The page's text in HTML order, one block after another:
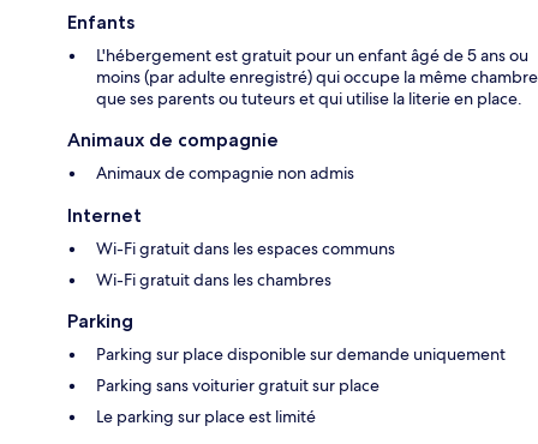
Enfants
L'hébergement est gratuit pour un enfant âgé de 5 ans ou
moins (par adulte enregistré) qui occupe la même chambre
que ses parents ou tuteurs et qui utilise la literie en place.
Animaux de compagnie
Animaux de compagnie non admis
Internet
Wi-Fi gratuit dans les espaces communs
Wi-Fi gratuit dans les chambres
Parking
Parking sur place disponible sur demande uniquement
Parking sans voiturier gratuit sur place
Le parking sur place est limité